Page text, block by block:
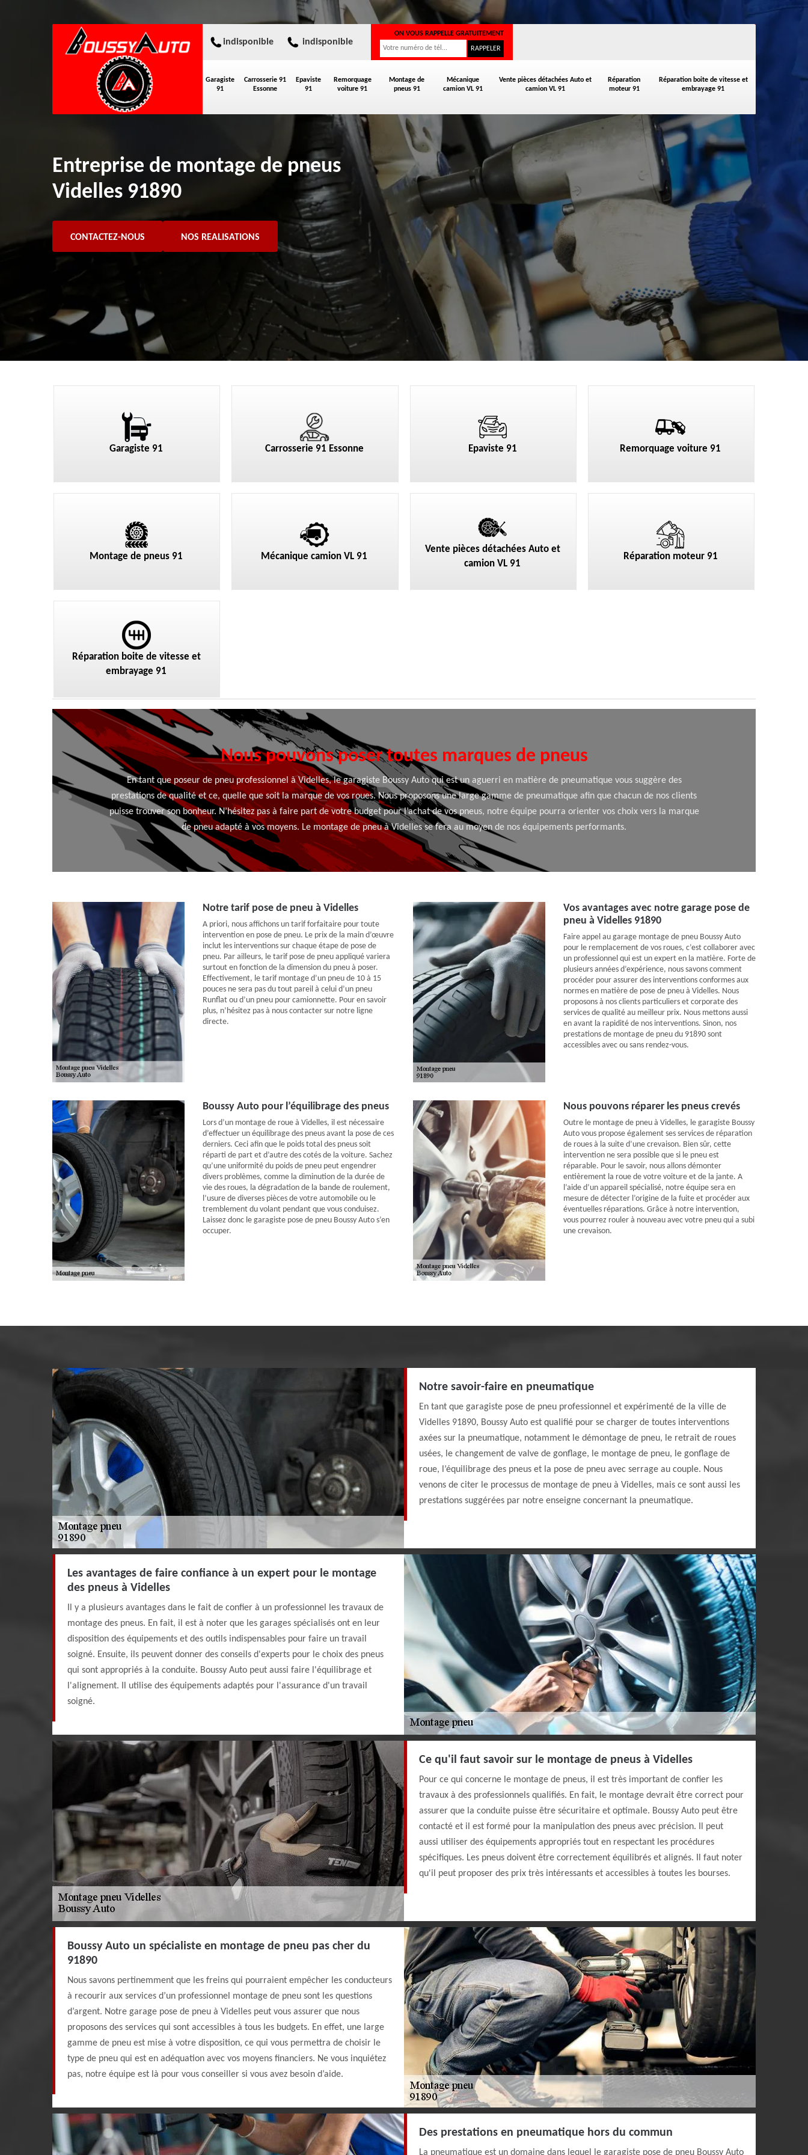
Garagiste
91
Carrosserie 91
Essonne
Epaviste
91
Remorquage
voiture 91
Montage de
pneus 91
Mécanique
camion VL 91
Vente pièces détachées Auto et
camion VL 91
Réparation
moteur 91
Réparation boite de vitesse et
embrayage 91
indisponible indisponible
ON VOUS RAPPELLE GRATUITEMENT
Entreprise de montage de pneus
Videlles 91890
CONTACTEZ-NOUS NOS REALISATIONS
Garagiste 91 Carrosserie 91 Essonne Epaviste 91 Remorquage voiture 91
Montage de pneus 91 Mécanique camion VL 91
Vente pièces détachées Auto et
camion VL 91
Réparation moteur 91
Réparation boite de vitesse et
embrayage 91
Nous pouvons poser toutes marques de pneus
En tant que poseur de pneu professionnel à Videlles, le garagiste Boussy Auto qui est un aguerri en matière de pneumatique vous suggère des
prestations de qualité et ce, quelle que soit la marque de vos roues. Nous proposons une large gamme de pneumatique afin que chacun de nos clients
puisse trouver son bonheur. N’hésitez pas à faire part de votre budget pour l’achat de vos pneus, notre équipe pourra orienter vos choix vers la marque
de pneu adapté à vos moyens. Le montage de pneu à Videlles se fera au moyen de nos équipements performants.
Notre tarif pose de pneu à Videlles
A priori, nous affichons un tarif forfaitaire pour toute
intervention en pose de pneu. Le prix de la main d’œuvre
inclut les interventions sur chaque étape de pose de
pneu. Par ailleurs, le tarif pose de pneu appliqué variera
surtout en fonction de la dimension du pneu à poser.
Effectivement, le tarif montage d’un pneu de 10 à 15
pouces ne sera pas du tout pareil à celui d’un pneu
Runflat ou d’un pneu pour camionnette. Pour en savoir
plus, n’hésitez pas à nous contacter sur notre ligne
directe.
Vos avantages avec notre garage pose de
pneu à Videlles 91890
Faire appel au garage montage de pneu Boussy Auto
pour le remplacement de vos roues, c’est collaborer avec
un professionnel qui est un expert en la matière. Forte de
plusieurs années d’expérience, nous savons comment
procéder pour assurer des interventions conformes aux
normes en matière de pose de pneu à Videlles. Nous
proposons à nos clients particuliers et corporate des
services de qualité au meilleur prix. Nous mettons aussi
en avant la rapidité de nos interventions. Sinon, nos
prestations de montage de pneu du 91890 sont
accessibles avec ou sans rendez-vous.
Boussy Auto pour l’équilibrage des pneus
Lors d’un montage de roue à Videlles, il est nécessaire
d’effectuer un équilibrage des pneus avant la pose de ces
derniers. Ceci afin que le poids total des pneus soit
réparti de part et d’autre des cotés de la voiture. Sachez
qu’une uniformité du poids de pneu peut engendrer
divers problèmes, comme la diminution de la durée de
vie des roues, la dégradation de la bande de roulement,
l’usure de diverses pièces de votre automobile ou le
tremblement du volant pendant que vous conduisez.
Laissez donc le garagiste pose de pneu Boussy Auto s’en
occuper.
Nous pouvons réparer les pneus crevés
Outre le montage de pneu à Videlles, le garagiste Boussy
Auto vous propose également ses services de réparation
de roues à la suite d’une crevaison. Bien sûr, cette
intervention ne sera possible que si le pneu est
réparable. Pour le savoir, nous allons démonter
entièrement la roue de votre voiture et de la jante. A
l’aide d’un appareil spécialisé, notre équipe sera en
mesure de détecter l’origine de la fuite et procéder aux
éventuelles réparations. Grâce à notre intervention,
vous pourrez rouler à nouveau avec votre pneu qui a subi
une crevaison.
Notre savoir-faire en pneumatique
En tant que garagiste pose de pneu professionnel et expérimenté de la ville de
Videlles 91890, Boussy Auto est qualifié pour se charger de toutes interventions
axées sur la pneumatique, notamment le démontage de pneu, le retrait de roues
usées, le changement de valve de gonflage, le montage de pneu, le gonflage de
roue, l’équilibrage des pneus et la pose de pneu avec serrage au couple. Nous
venons de citer le processus de montage de pneu à Videlles, mais ce sont aussi les
prestations suggérées par notre enseigne concernant la pneumatique.
Les avantages de faire confiance à un expert pour le montage
des pneus à Videlles
Il y a plusieurs avantages dans le fait de confier à un professionnel les travaux de
montage des pneus. En fait, il est à noter que les garages spécialisés ont en leur
disposition des équipements et des outils indispensables pour faire un travail
soigné. Ensuite, ils peuvent donner des conseils d'experts pour le choix des pneus
qui sont appropriés à la conduite. Boussy Auto peut aussi faire l'équilibrage et
l'alignement. Il utilise des équipements adaptés pour l'assurance d'un travail
soigné.
Ce qu'il faut savoir sur le montage de pneus à Videlles
Pour ce qui concerne le montage de pneus, il est très important de confier les
travaux à des professionnels qualifiés. En fait, le montage devrait être correct pour
assurer que la conduite puisse être sécuritaire et optimale. Boussy Auto peut être
contacté et il est formé pour la manipulation des pneus avec précision. Il peut
aussi utiliser des équipements appropriés tout en respectant les procédures
spécifiques. Les pneus doivent être correctement équilibrés et alignés. Il faut noter
qu'il peut proposer des prix très intéressants et accessibles à toutes les bourses.
Boussy Auto un spécialiste en montage de pneu pas cher du
91890
Nous savons pertinemment que les freins qui pourraient empêcher les conducteurs
à recourir aux services d’un professionnel montage de pneu sont les questions
d’argent. Notre garage pose de pneu à Videlles peut vous assurer que nous
proposons des services qui sont accessibles à tous les budgets. En effet, une large
gamme de pneu est mise à votre disposition, ce qui vous permettra de choisir le
type de pneu qui est en adéquation avec vos moyens financiers. Ne vous inquiétez
pas, notre équipe est là pour vous conseiller si vous avez besoin d’aide.
Des prestations en pneumatique hors du commun
La pneumatique est un domaine dans lequel le garagiste pose de pneu Boussy Auto